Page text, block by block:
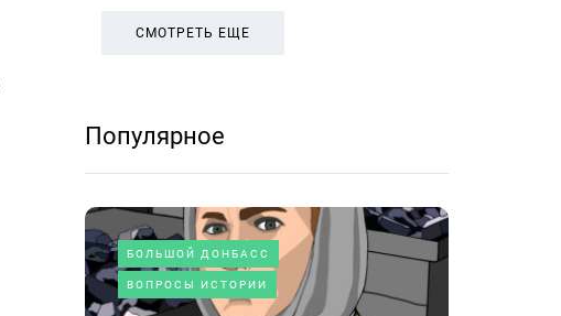
СМОТРЕТЬ ЕЩЕ
Популярное
БОЛЬШОЙ ДОНБАСС
ВОПРОСЫ ИСТОРИИ